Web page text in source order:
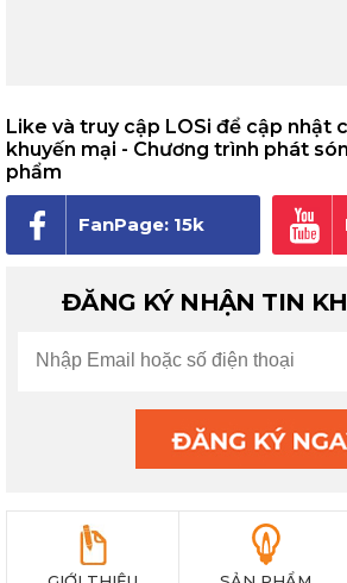
Like và truy cập LOSi để cập nhật
khuyến mại - Chương trình phát
phẩm
FanPage: 15k
người theo dõi
ĐĂNG KÝ NHẬN TIN